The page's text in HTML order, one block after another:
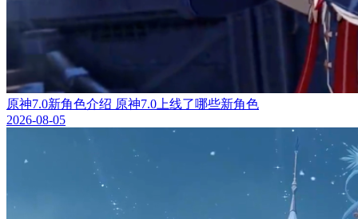
原神7.0新角色介绍 原神7.0上线了哪些新角色
2026-08-05